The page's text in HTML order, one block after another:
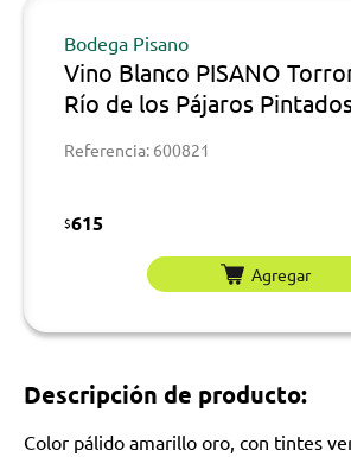
Bodega Pisano
Vino Blanco PISANO
Río de los Pájaros Pintados
Referencia: 600821
$615
Agregar
Descripción de producto:
Color pálido amarillo oro, con tintes